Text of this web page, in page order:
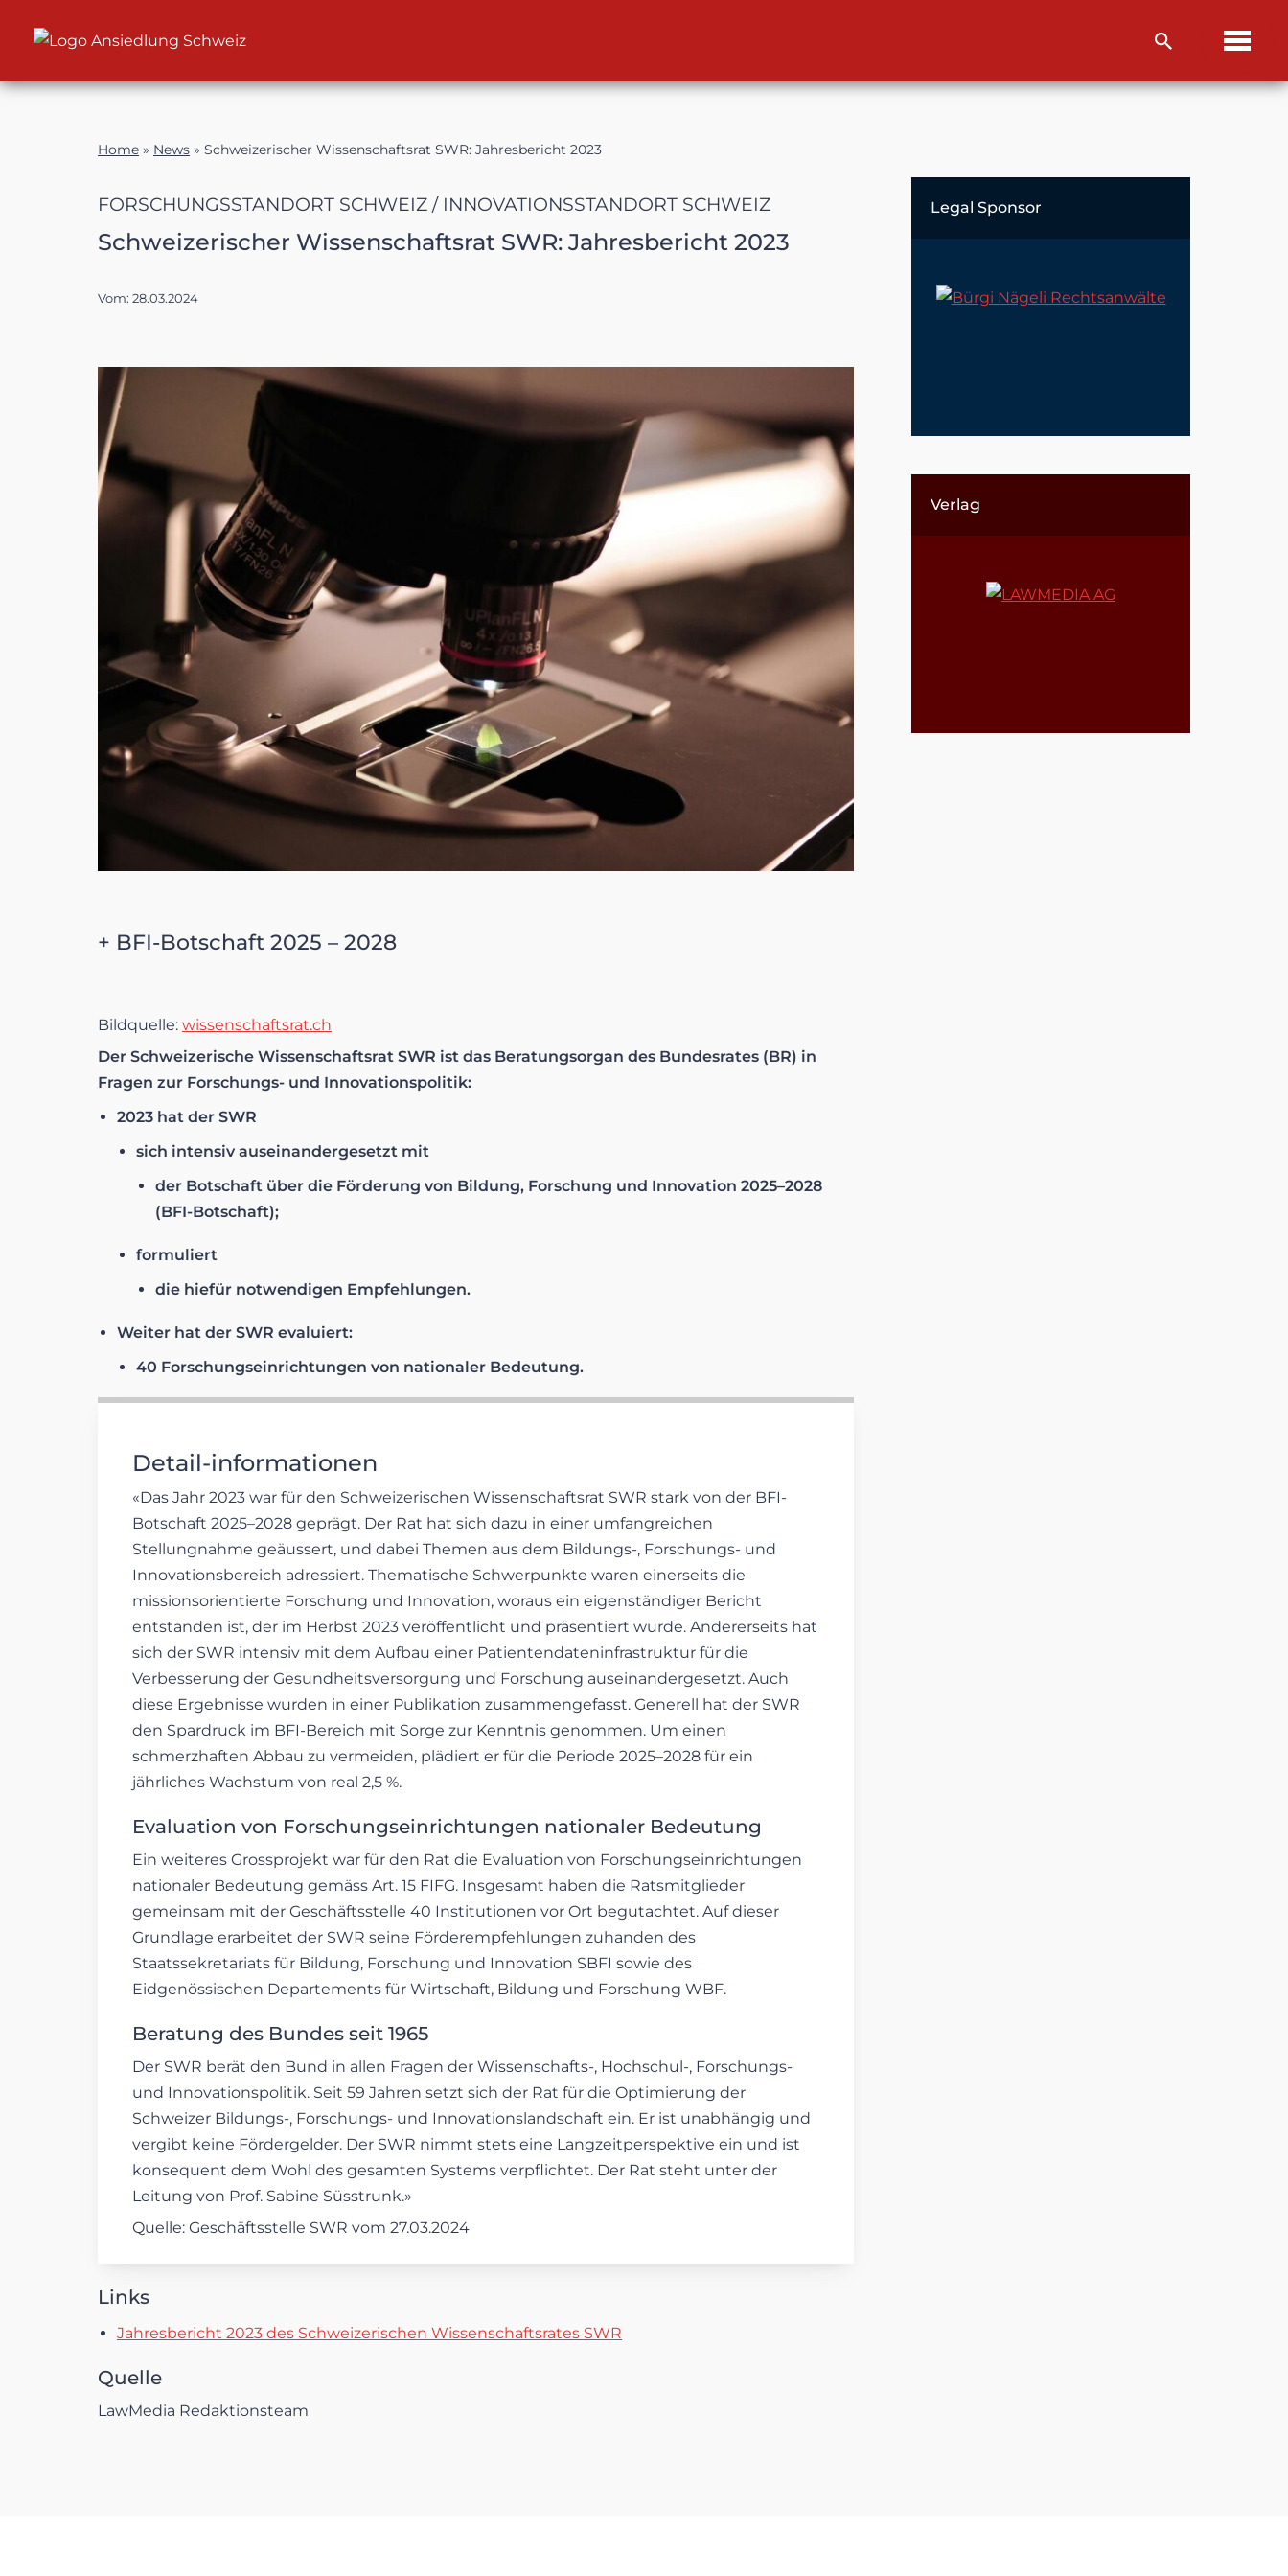
Inhalt
Home » News » Schweizerischer Wissenschaftsrat SWR: Jahresbericht 2023
FORSCHUNGSSTANDORT SCHWEIZ / INNOVATIONSSTANDORT SCHWEIZ
Schweizerischer Wissenschaftsrat SWR: Jahresbericht 2023
Vom: 28.03.2024
+ BFI-Botschaft 2025 – 2028
Bildquelle: wissenschaftsrat.ch
Der Schweizerische Wissenschaftsrat SWR ist das Beratungsorgan des Bundesrates (BR) in
Fragen zur Forschungs- und Innovationspolitik:
2023 hat der SWR
sich intensiv auseinandergesetzt mit
der Botschaft über die Förderung von Bildung, Forschung und Innovation 2025–2028
(BFI-Botschaft);
formuliert
die hiefür notwendigen Empfehlungen.
Weiter hat der SWR evaluiert:
40 Forschungseinrichtungen von nationaler Bedeutung.
Detail-informationen
«Das Jahr 2023 war für den Schweizerischen Wissenschaftsrat SWR stark von der BFI-
Botschaft 2025–2028 geprägt. Der Rat hat sich dazu in einer umfangreichen
Stellungnahme geäussert, und dabei Themen aus dem Bildungs-, Forschungs- und
Innovationsbereich adressiert. Thematische Schwerpunkte waren einerseits die
missionsorientierte Forschung und Innovation, woraus ein eigenständiger Bericht
entstanden ist, der im Herbst 2023 veröffentlicht und präsentiert wurde. Andererseits hat
sich der SWR intensiv mit dem Aufbau einer Patientendateninfrastruktur für die
Verbesserung der Gesundheitsversorgung und Forschung auseinandergesetzt. Auch
diese Ergebnisse wurden in einer Publikation zusammengefasst. Generell hat der SWR
den Spardruck im BFI-Bereich mit Sorge zur Kenntnis genommen. Um einen
schmerzhaften Abbau zu vermeiden, plädiert er für die Periode 2025–2028 für ein
jährliches Wachstum von real 2,5 %.
Evaluation von Forschungseinrichtungen nationaler Bedeutung
Ein weiteres Grossprojekt war für den Rat die Evaluation von Forschungseinrichtungen
nationaler Bedeutung gemäss Art. 15 FIFG. Insgesamt haben die Ratsmitglieder
gemeinsam mit der Geschäftsstelle 40 Institutionen vor Ort begutachtet. Auf dieser
Grundlage erarbeitet der SWR seine Förderempfehlungen zuhanden des
Staatssekretariats für Bildung, Forschung und Innovation SBFI sowie des
Eidgenössischen Departements für Wirtschaft, Bildung und Forschung WBF.
Beratung des Bundes seit 1965
Der SWR berät den Bund in allen Fragen der Wissenschafts-, Hochschul-, Forschungs-
und Innovationspolitik. Seit 59 Jahren setzt sich der Rat für die Optimierung der
Schweizer Bildungs-, Forschungs- und Innovationslandschaft ein. Er ist unabhängig und
vergibt keine Fördergelder. Der SWR nimmt stets eine Langzeitperspektive ein und ist
konsequent dem Wohl des gesamten Systems verpflichtet. Der Rat steht unter der
Leitung von Prof. Sabine Süsstrunk.»
Quelle: Geschäftsstelle SWR vom 27.03.2024
Links
Jahresbericht 2023 des Schweizerischen Wissenschaftsrates SWR
Quelle
LawMedia Redaktionsteam
Legal Sponsor
Verlag